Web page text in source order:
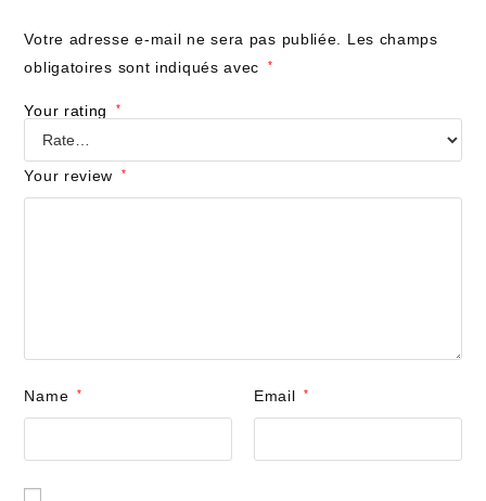
Votre adresse e-mail ne sera pas publiée. Les champs
obligatoires sont indiqués avec
*
Your rating *
Your review *
Name * Email *